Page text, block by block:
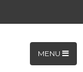
MENU